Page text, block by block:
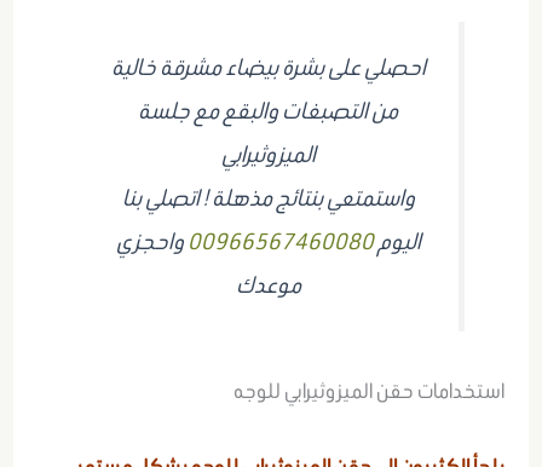
احصلي على بشرة بيضاء مشرقة خالية
من التصبغات والبقع مع جلسة
الميزوثيرابي
واستمتعي بنتائج مذهلة ! اتصلي بنا
اليوم00966567460080واحجزي
موعدك
استخدامات حقن الميزوثيرابي للوجه